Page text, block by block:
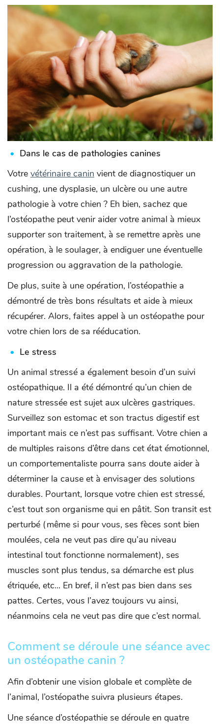
Dans le cas de pathologies canines
Votre vétérinaire canin vient de diagnostiquer un
cushing, une dysplasie, un ulcère ou une autre
pathologie à votre chien ? Eh bien, sachez que
l’ostéopathe peut venir aider votre animal à mieux
supporter son traitement, à se remettre après une
opération, à le soulager, à endiguer une éventuelle
progression ou aggravation de la pathologie.
De plus, suite à une opération, l’ostéopathie a
démontré de très bons résultats et aide à mieux
récupérer. Alors, faites appel à un ostéopathe pour
votre chien lors de sa rééducation.
Le stress
Un animal stressé a également besoin d’un suivi
ostéopathique. Il a été démontré qu’un chien de
nature stressée est sujet aux ulcères gastriques.
Surveillez son estomac et son tractus digestif est
important mais ce n’est pas suffisant. Votre chien a
de multiples raisons d’être dans cet état émotionnel,
un comportementaliste pourra sans doute aider à
déterminer la cause et à envisager des solutions
durables. Pourtant, lorsque votre chien est stressé,
c’est tout son organisme qui en pâtit. Son transit est
perturbé (même si pour vous, ses fèces sont bien
moulées, cela ne veut pas dire qu’au niveau
intestinal tout fonctionne normalement), ses
muscles sont plus tendus, sa démarche est plus
étriquée, etc... En bref, il n’est pas bien dans ses
pattes. Certes, vous l’avez toujours vu ainsi,
néanmoins cela ne veut pas dire que c’est normal.
Comment se déroule une séance avec
un ostéopathe canin ?
Afin d’obtenir une vision globale et complète de
l’animal, l’ostéopathe suivra plusieurs étapes.
Une séance d’ostéopathie se déroule en quatre